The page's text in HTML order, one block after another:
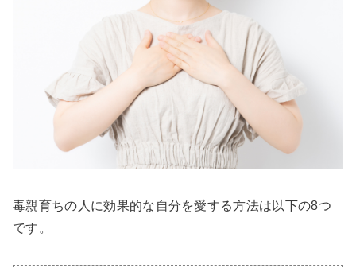
毒親育ちの人に効果的な自分を愛する方法は以下の8つ
です。